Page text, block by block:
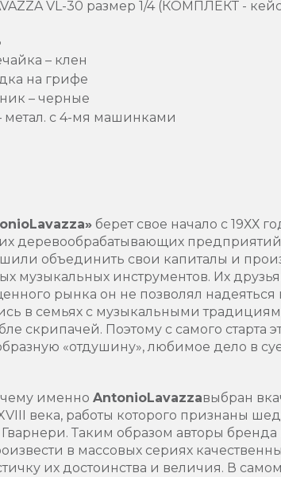
VL-30 размер 1/4 (КОМПЛЕКТ -
– клен
на грифе
– черные
метал. с 4-мя машинками
Lavazza» берет свое начало с 19ХХ
деревообрабатывающих предприятий
объединить свои капиталы и
музыкальных инструментов. Их
рынка он не позволял
в семьях с музыкальными
скрипачей. Поэтому с самого старта
«отдушину», любимое дело в
именно AntonioLavazzaвыбран в
века, работы которого признаны
Таким образом авторы
в массовых сериях
их достоинства и величия. В